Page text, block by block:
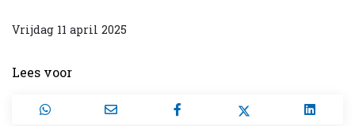
Vrijdag 11 april 2025
Lees voor